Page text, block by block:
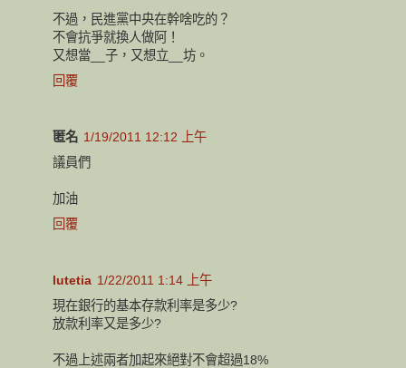
不過，民進黨中央在幹啥吃的？
不會抗爭就換人做阿！
又想當__子，又想立__坊。
回覆
匿名 1/19/2011 12:12 上午
議員們
加油
回覆
lutetia 1/22/2011 1:14 上午
現在銀行的基本存款利率是多少?
放款利率又是多少?
不過上述兩者加起來絕對不會超過18%